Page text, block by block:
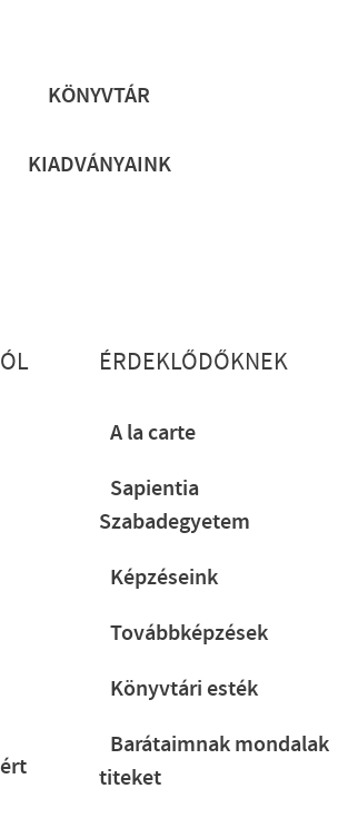
KÖNYVTÁR
KIADVÁNYAINK
ÉRDEKLŐDŐKNEK
A la carte
Sapientia
Szabadegyetem
Képzéseink
Továbbképzések
Könyvtári esték
Barátaimnak mondalak
titeket